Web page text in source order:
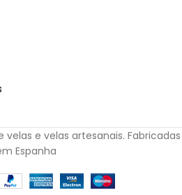
velas e velas artesanais. Fabricadas
Espanha